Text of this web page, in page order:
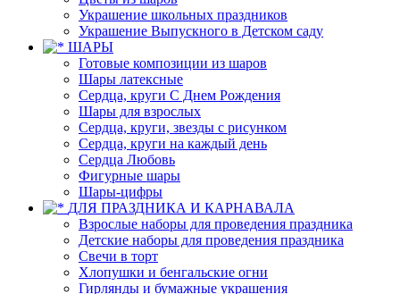
Украшение школьных праздников
Украшение Выпускного в Детском саду
ШАРЫ
Готовые композиции из шаров
Шары латексные
Сердца, круги С Днем Рождения
Шары для взрослых
Сердца, круги, звезды с рисунком
Сердца, круги на каждый день
Сердца Любовь
Фигурные шары
Шары-цифры
ДЛЯ ПРАЗДНИКА И КАРНАВАЛА
Взрослые наборы для проведения праздника
Детские наборы для проведения праздника
Свечи в торт
Хлопушки и бенгальские огни
Гирлянды и бумажные украшения